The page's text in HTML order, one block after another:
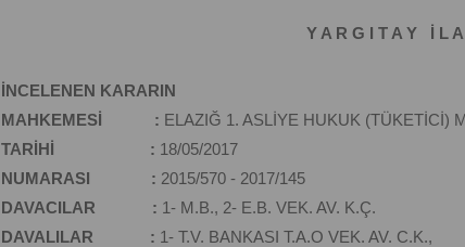
Y A R G I T A Y İ L A
İNCELENEN KARARIN
MAHKEMESİ : ELAZIĞ 1. ASLİYE HUKUK (TÜKETİCİ)
TARİHİ : 18/05/2017
NUMARASI : 2015/570 - 2017/145
DAVACILAR : 1- M.B., 2- E.B. VEK. AV. K.Ç.
DAVALILAR : 1- T.V. BANKASI T.A.O VEK. AV. C.K.,